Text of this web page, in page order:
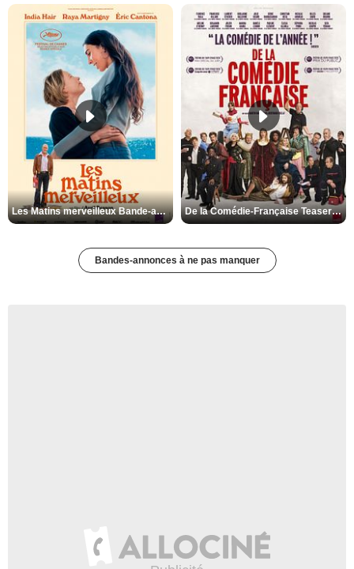
Les Matins merveilleux Bande-annonce VF De la Comédie-Française Teaser VF
Bandes-annonces à ne pas manquer